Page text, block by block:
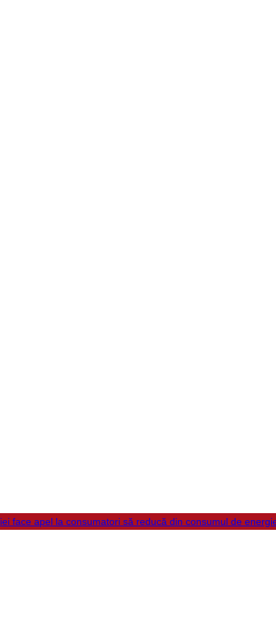
face apel la consumatori să reducă din consumul de